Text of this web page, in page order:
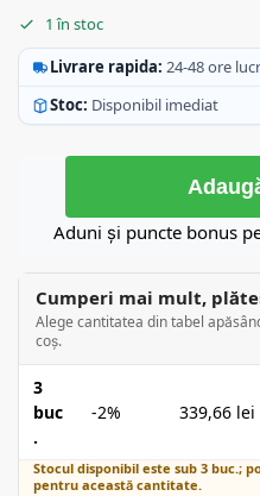
1 în stoc
Livrare rapida: 24-48 ore
Stoc: Disponibil imediat
Aduni și puncte bonus
Cumperi mai mult,
Alege cantitatea din tabel
coș.
3
buc
.
-2% 339,66 lei
Stocul disponibil este sub 3 buc.;
pentru această cantitate.